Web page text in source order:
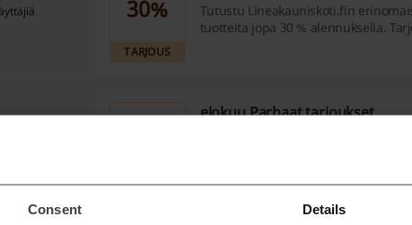
Consent Details
30%
TARJOUS
Tutustu Lineakauniskoti.fin
tuotteita jopa 30 % alennuksella.
elokuu Parhaat tarjoukset